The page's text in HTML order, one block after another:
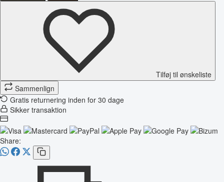
Tilføj til ønskeliste
Sammenlign
Gratis returnering inden for 30 dage
Sikker transaktion
Share: